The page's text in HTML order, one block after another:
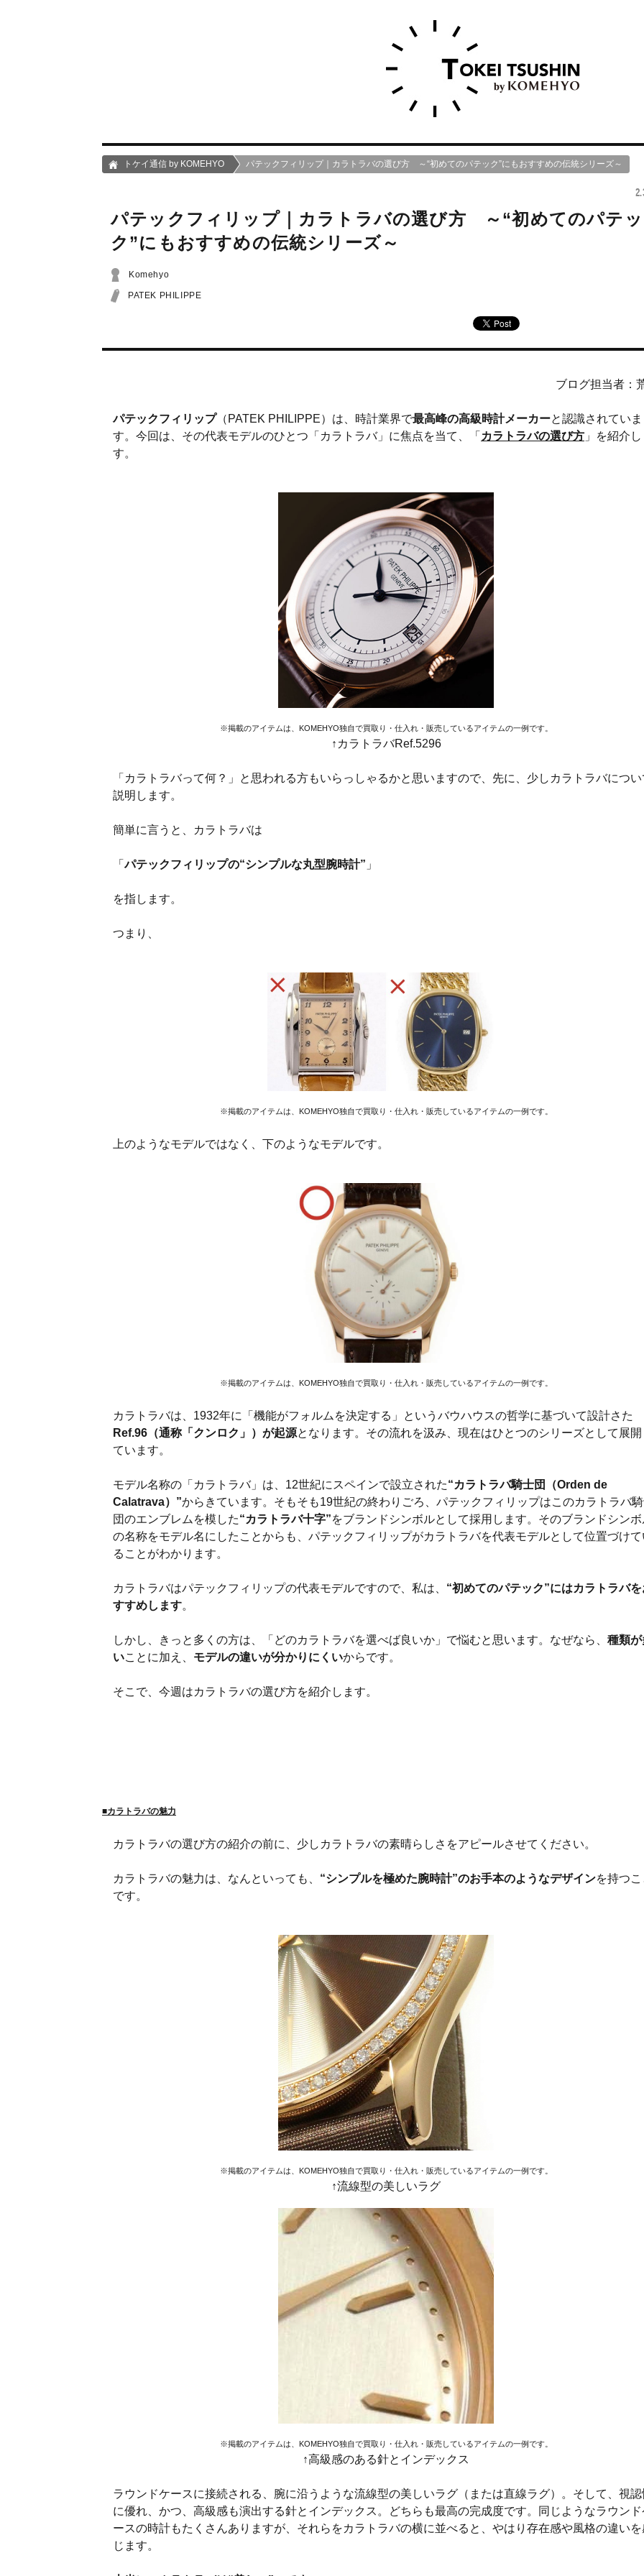
トケイ通信 by KOMEHYO パテックフィリップ｜カラトラバの選び方 ～“初めてのパテック”にもおすすめの伝統シリーズ～
パテックフィリップ｜カラトラバの選び方 ～“初めてのパテッ
ク”にもおすすめの伝統シリーズ～
Komehyo
PATEK PHILIPPE
ブログ担当者：
パテックフィリップ（PATEK PHILIPPE）は、時計業界で最高峰の高級時計メーカーと認識されていま
す。今回は、その代表モデルのひとつ「カラトラバ」に焦点を当て、「 カラトラバの選び方 」を紹介
す。
※掲載のアイテムは、KOMEHYO独自で買取り・仕入れ・販売しているアイテムの一例です。
↑カラトラバRef.5296
「カラトラバって何？」と思われる方もいらっしゃるかと思いますので、先に、少しカラトラバについ
説明します。
簡単に言うと、カラトラバは
「パテックフィリップの“シンプルな丸型腕時計” 」
を指します。
つまり、
※掲載のアイテムは、KOMEHYO独自で買取り・仕入れ・販売しているアイテムの一例です。
上のようなモデルではなく、下のようなモデルです。
※掲載のアイテムは、KOMEHYO独自で買取り・仕入れ・販売しているアイテムの一例です。
カラトラバは、1932年に「機能がフォルムを決定する」というバウハウスの哲学に基づいて設計さた
Ref.96（通称「クンロク」）が起源となります。その流れを汲み、現在はひとつのシリーズとして展開
ています。
モデル名称の「カラトラバ」は、12世紀にスペインで設立された“カラトラバ騎士団（Orden de
Calatrava）”からきています。そもそも19世紀の終わりごろ、パテックフィリップはこのカラトラバ
団のエンブレムを模した“カラトラバ十字”をブランドシンボルとして採用します。そのブランドシンボ
の名称をモデル名にしたことからも、パテックフィリップがカラトラバを代表モデルとして位置づけて
ることがわかります。
カラトラバはパテックフィリップの代表モデルですので、私は、 “初めてのパテック”にはカラトラバを
すすめします。
しかし、きっと多くの方は、「どのカラトラバを選べば良いか」で悩むと思います。なぜなら、 種類が
いことに加え、 モデルの違いが分かりにくいからです。
そこで、今週はカラトラバの選び方を紹介します。
■カラトラバの魅力
カラトラバの選び方の紹介の前に、少しカラトラバの素晴らしさをアピールさせてください。
カラトラバの魅力は、なんといっても、 “シンプルを極めた腕時計”のお手本のようなデザインを持つ
です。
※掲載のアイテムは、KOMEHYO独自で買取り・仕入れ・販売しているアイテムの一例です。
↑流線型の美しいラグ
※掲載のアイテムは、KOMEHYO独自で買取り・仕入れ・販売しているアイテムの一例です。
↑高級感のある針とインデックス
ラウンドケースに接続される、腕に沿うような流線型の美しいラグ（または直線ラグ）。そして、視認
に優れ、かつ、高級感も演出する針とインデックス。どちらも最高の完成度です。同じようなラウンド
ースの時計もたくさんありますが、それらをカラトラバの横に並べると、やはり存在感や風格の違いを
じます。